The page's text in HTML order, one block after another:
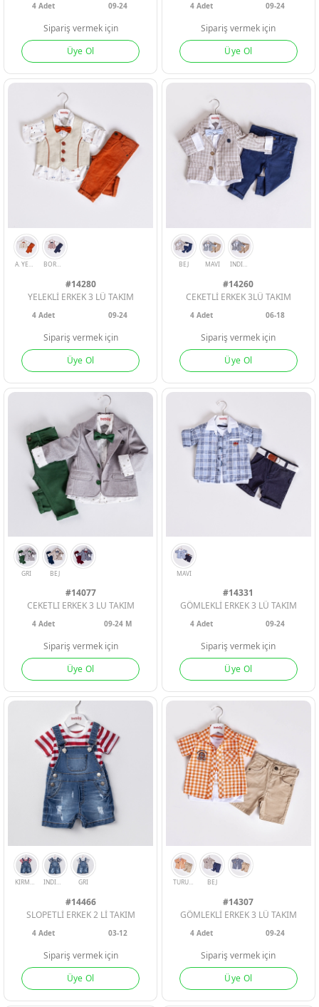
INDIGO MAVI
4Adet 09-24
Sipariş vermek için
Üye Ol
MİNT SARI
4 Adet 09-24
Sipariş vermek için
Üye Ol
BORDO
#14280
YELEKLİ ERKEK 3 LÜ TAKIM
4Adet 09-24
Sipariş vermek için
Üye Ol
MAVI
#14260
CEKETLİ ERKEK 3LÜ TAKIM
4 Adet 06-18
Sipariş vermek için
Üye Ol
BEJ
#14077
CEKETLI ERKEK 3 LU TAKIM
4Adet 09-24 M
Sipariş vermek için
Üye Ol
MAVI
#14331
GÖMLEKLİ ERKEK 3 LÜ TAKIM
4 Adet 09-24
Sipariş vermek için
Üye Ol
#14466
SLOPETLİ ERKEK 2 Lİ TAKIM
4Adet 03-12
Sipariş vermek için
Üye Ol
#14307
GÖMLEKLİ ERKEK 3 LÜ TAKIM
4 Adet 09-24
Sipariş vermek için
Üye Ol